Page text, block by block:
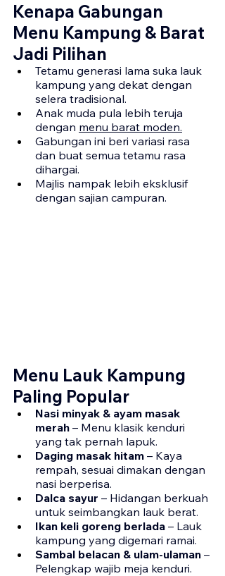
Kenapa Gabungan
Menu Kampung & Barat
Jadi Pilihan
Tetamu generasi lama suka lauk
kampung yang dekat dengan
selera tradisional.
Anak muda pula lebih teruja
dengan menu barat moden.
Gabungan ini beri variasi rasa
dan buat semua tetamu rasa
dihargai.
Majlis nampak lebih eksklusif
dengan sajian campuran.
Menu Lauk Kampung
Paling Popular
Nasi minyak & ayam masak
merah – Menu klasik kenduri
yang tak pernah lapuk.
Daging masak hitam – Kaya
rempah, sesuai dimakan dengan
nasi berperisa.
Dalca sayur – Hidangan berkuah
untuk seimbangkan lauk berat.
Ikan keli goreng berlada – Lauk
kampung yang digemari ramai.
Sambal belacan & ulam-ulaman –
Pelengkap wajib meja kenduri.